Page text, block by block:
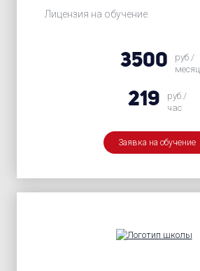
Лицензия на обучение
3500
руб./
месяц
219
руб./
час
Заявка на обучение